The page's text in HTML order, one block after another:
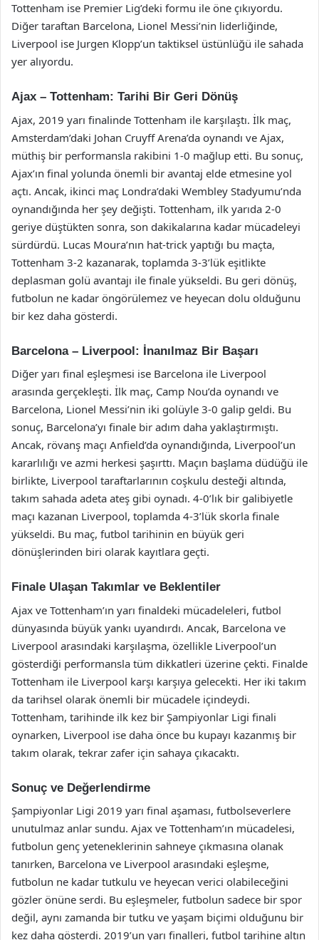
Tottenham ise Premier Lig’deki formu ile öne çıkıyordu.
Diğer taraftan Barcelona, Lionel Messi’nin liderliğinde,
Liverpool ise Jurgen Klopp’un taktiksel üstünlüğü ile sahada
yer alıyordu.
Ajax – Tottenham: Tarihi Bir Geri Dönüş
Ajax, 2019 yarı finalinde Tottenham ile karşılaştı. İlk maç,
Amsterdam’daki Johan Cruyff Arena’da oynandı ve Ajax,
müthiş bir performansla rakibini 1-0 mağlup etti. Bu sonuç,
Ajax’ın final yolunda önemli bir avantaj elde etmesine yol
açtı. Ancak, ikinci maç Londra’daki Wembley Stadyumu’nda
oynandığında her şey değişti. Tottenham, ilk yarıda 2-0
geriye düştükten sonra, son dakikalarına kadar mücadeleyi
sürdürdü. Lucas Moura’nın hat-trick yaptığı bu maçta,
Tottenham 3-2 kazanarak, toplamda 3-3’lük eşitlikte
deplasman golü avantajı ile finale yükseldi. Bu geri dönüş,
futbolun ne kadar öngörülemez ve heyecan dolu olduğunu
bir kez daha gösterdi.
Barcelona – Liverpool: İnanılmaz Bir Başarı
Diğer yarı final eşleşmesi ise Barcelona ile Liverpool
arasında gerçekleşti. İlk maç, Camp Nou’da oynandı ve
Barcelona, Lionel Messi’nin iki golüyle 3-0 galip geldi. Bu
sonuç, Barcelona’yı finale bir adım daha yaklaştırmıştı.
Ancak, rövanş maçı Anfield’da oynandığında, Liverpool’un
kararlılığı ve azmi herkesi şaşırttı. Maçın başlama düdüğü ile
birlikte, Liverpool taraftarlarının coşkulu desteği altında,
takım sahada adeta ateş gibi oynadı. 4-0’lık bir galibiyetle
maçı kazanan Liverpool, toplamda 4-3’lük skorla finale
yükseldi. Bu maç, futbol tarihinin en büyük geri
dönüşlerinden biri olarak kayıtlara geçti.
Finale Ulaşan Takımlar ve Beklentiler
Ajax ve Tottenham’ın yarı finaldeki mücadeleleri, futbol
dünyasında büyük yankı uyandırdı. Ancak, Barcelona ve
Liverpool arasındaki karşılaşma, özellikle Liverpool’un
gösterdiği performansla tüm dikkatleri üzerine çekti. Finalde
Tottenham ile Liverpool karşı karşıya gelecekti. Her iki takım
da tarihsel olarak önemli bir mücadele içindeydi.
Tottenham, tarihinde ilk kez bir Şampiyonlar Ligi finali
oynarken, Liverpool ise daha önce bu kupayı kazanmış bir
takım olarak, tekrar zafer için sahaya çıkacaktı.
Sonuç ve Değerlendirme
Şampiyonlar Ligi 2019 yarı final aşaması, futbolseverlere
unutulmaz anlar sundu. Ajax ve Tottenham’ın mücadelesi,
futbolun genç yeteneklerinin sahneye çıkmasına olanak
tanırken, Barcelona ve Liverpool arasındaki eşleşme,
futbolun ne kadar tutkulu ve heyecan verici olabileceğini
gözler önüne serdi. Bu eşleşmeler, futbolun sadece bir spor
değil, aynı zamanda bir tutku ve yaşam biçimi olduğunu bir
kez daha gösterdi. 2019’un yarı finalleri, futbol tarihine altın